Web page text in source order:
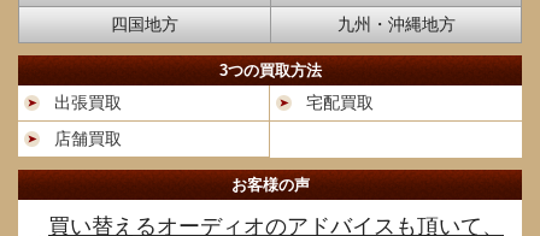
四国地方
九州・沖縄地方
3つの買取方法
出張買取
宅配買取
店舗買取
お客様の声
買い替えるオーディオのアドバイスも頂いて、